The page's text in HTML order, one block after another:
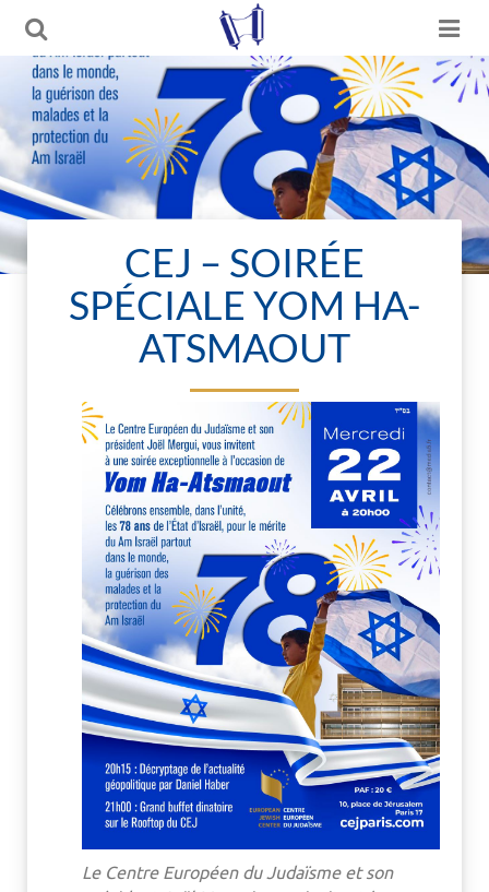
CEJ – SOIRÉE
SPÉCIALE YOM HA-
ATSMAOUT
Le Centre Européen du Judaïsme et son